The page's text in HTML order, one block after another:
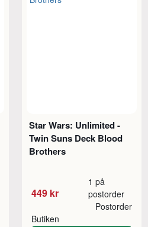
Star Wars: Unlimited -
Twin Suns Deck Blood
Brothers
449 kr
1 på
postorder
Butiken
Postorder